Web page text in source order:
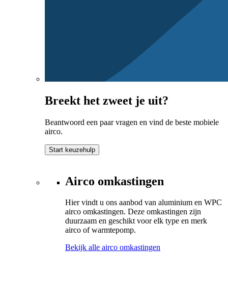
Breekt het zweet je uit?
Beantwoord een paar vragen en vind de beste mobiele
airco.
Start keuzehulp
Airco omkastingen
Hier vindt u ons aanbod van aluminium en WPC
airco omkastingen. Deze omkastingen zijn
duurzaam en geschikt voor elk type en merk
airco of warmtepomp.
Bekijk alle airco omkastingen